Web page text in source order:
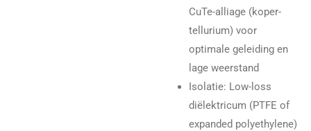
CuTe-alliage (koper-
tellurium) voor
optimale geleiding en
lage weerstand
Isolatie: Low-loss
diëlektricum (PTFE of
expanded polyethylene)